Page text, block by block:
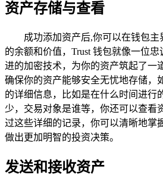
资产存储与查看
成功添加资产后,你可以在钱包
的余额和价值，Trust 钱包就像一位
进的加密技术，为你的资产筑起了一
确保你的资产能够安全无忧地存储，
的详细信息，比如是在什么时间进行
少，交易对象是谁等，你还可以查看
过这些详细的记录，你可以清晰地掌
做出更加明智的投资决策。
发送和接收资产